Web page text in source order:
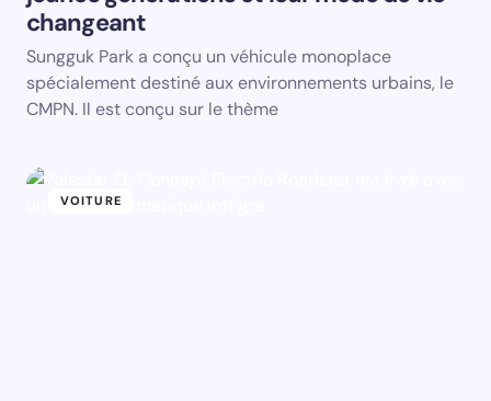
changeant
Sungguk Park a conçu un véhicule monoplace
spécialement destiné aux environnements urbains, le
CMPN. Il est conçu sur le thème
VOITURE